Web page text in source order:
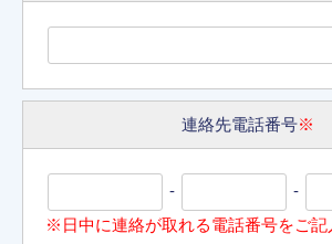
連絡先電話番号※
-
-
※日中に連絡が取れる電話番号をご記